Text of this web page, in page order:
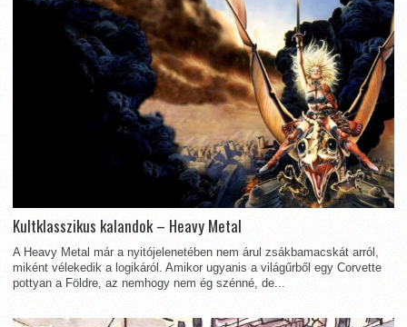
Kultklasszikus kalandok – Heavy Metal
A Heavy Metal már a nyitójelenetében nem árul zsákbamacskát arról,
miként vélekedik a logikáról. Amikor ugyanis a világűrből egy Corvette
pottyan a Földre, az nemhogy nem ég szénné, de...